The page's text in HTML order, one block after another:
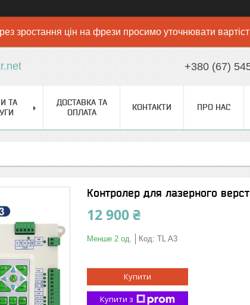
зростання цін на фрези просимо уточнювати
+380 (67)
ТА
ДОСТАВКА ТА
ОПЛАТА
КОНТАКТИ ПРО НАС
Контролер для лазерного
12 900 ₴
Менше 2 од. Код: TL A3
Купити
Купити з